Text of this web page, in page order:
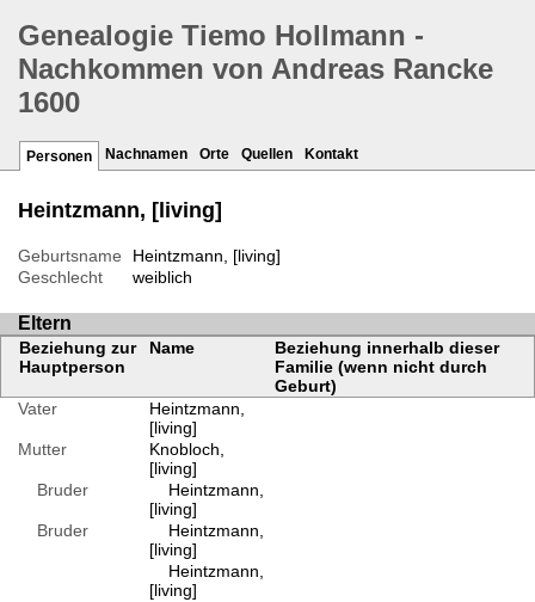
Genealogie Tiemo Hollmann -
Nachkommen von Andreas Rancke
1600
Personen Nachnamen Orte Quellen Kontakt
Heintzmann, [living]
Geburtsname
Heintzmann, [living]
Geschlecht
weiblich
Eltern
Beziehung zur
Hauptperson
Name
Beziehung innerhalb dieser
Familie (wenn nicht durch
Geburt)
Vater
Heintzmann,
[living]
Mutter
Knobloch,
[living]
Bruder
Heintzmann,
[living]
Bruder
Heintzmann,
[living]
Heintzmann,
[living]